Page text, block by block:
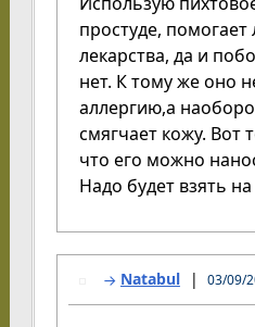
простуде,
лекарства, да и
нет. К тому же оно
аллергию,а
смягчает кожу. Вот
что его можно
Надо будет взять на
Natabul 03/09/